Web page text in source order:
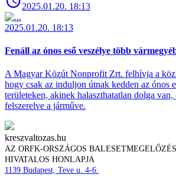
2025.01.20. 18:13
2025.01.20. 18:13
Fenáll az ónos eső veszélye több
A Magyar Közút Nonprofit Zrt. felhívja a
hogy csak az induljon útnak kedden az ónos
területeken, akinek halaszthatatlan dolga
felszerelve a járműve.
kreszvaltozas.hu
AZ ORFK-ORSZÁGOS
HIVATALOS HONLAPJA
1139 Budapest, Teve u. 4-6.